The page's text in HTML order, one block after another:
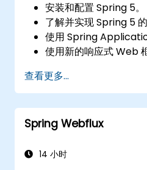
安装和配置 Spring 5。
了解并实现 Spring 5 的
使用 Spring
使用新的响应式 Web
将 Spring 应用程序与
集成。
测试和部署企业级
查看更多...
Spring Webflux
14 小时